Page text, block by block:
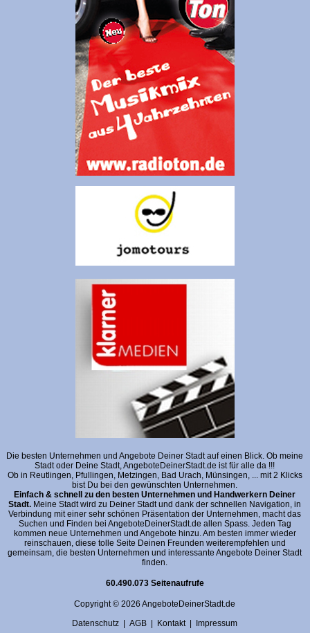
Die besten Unternehmen und Angebote Deiner Stadt auf einen Blick. Ob meine
Stadt oder Deine Stadt, AngeboteDeinerStadt.de ist für alle da !!!
Ob in Reutlingen, Pfullingen, Metzingen, Bad Urach, Münsingen, ... mit 2 Klicks
bist Du bei den gewünschten Unternehmen.
Einfach & schnell zu den besten Unternehmen und Handwerkern Deiner
Stadt. Meine Stadt wird zu Deiner Stadt und dank der schnellen Navigation, in
Verbindung mit einer sehr schönen Präsentation der Unternehmen, macht das
Suchen und Finden bei AngeboteDeinerStadt.de allen Spass. Jeden Tag
kommen neue Unternehmen und Angebote hinzu. Am besten immer wieder
reinschauen, diese tolle Seite Deinen Freunden weiterempfehlen und
gemeinsam, die besten Unternehmen und interessante Angebote Deiner Stadt
finden.
60.490.073 Seitenaufrufe
Copyright © 2026 AngeboteDeinerStadt.de
Datenschutz |AGB | Kontakt| Impressum